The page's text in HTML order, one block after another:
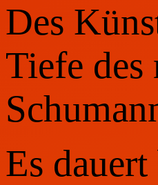
Des
Tiefe des
Es